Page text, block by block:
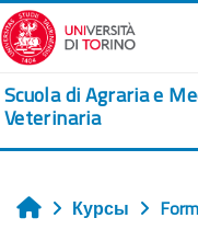
Перейти к основному
Scuola di Agraria e
Veterinaria
Главная
Курсы